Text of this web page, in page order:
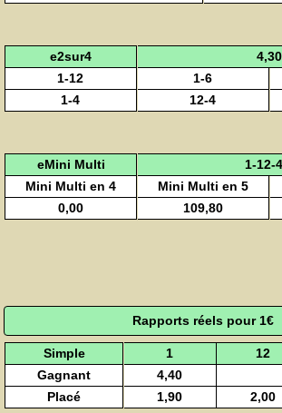
e2sur4
4,30
1-12
1-6
1-4
12-4
eMini Multi
1-12-
Mini Multi en 4
Mini Multi en 5
0,00
109,80
Rapports réels pour 1€
Simple 1 12
Gagnant
4,40
Placé
1,90 2,00